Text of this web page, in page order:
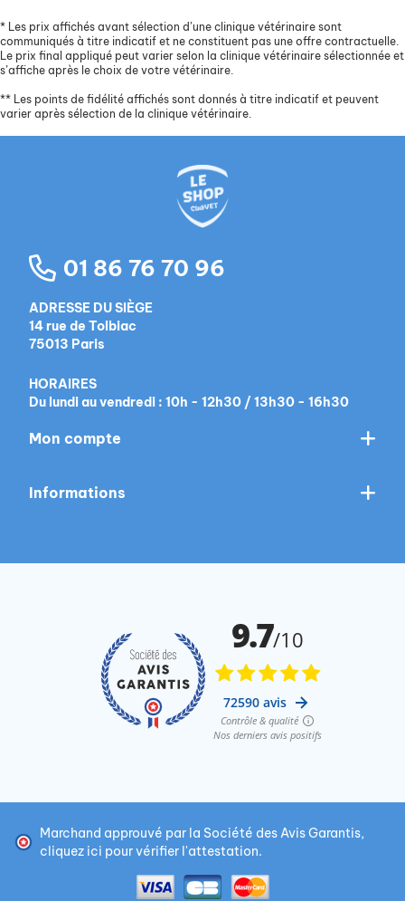
* Les prix affichés avant sélection d’une clinique vétérinaire sont
communiqués à titre indicatif et ne constituent pas une offre contractuelle.
Le prix final appliqué peut varier selon la clinique vétérinaire sélectionnée et
s’affiche après le choix de votre vétérinaire.
** Les points de fidélité affichés sont donnés à titre indicatif et peuvent
varier après sélection de la clinique vétérinaire.
01 86 76 70 96
ADRESSE DU SIÈGE
14 rue de Tolbiac
75013 Paris
HORAIRES
Du lundi au vendredi : 10h - 12h30 / 13h30 - 16h30
Mon compte
Informations
Marchand approuvé par la Société des Avis Garantis,
cliquez ici pour vérifier l'attestation.